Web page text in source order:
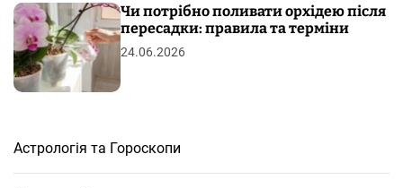
Чи потрібно поливати орхідею після
пересадки: правила та терміни
24.06.2026
Астрологія та Гороскопи